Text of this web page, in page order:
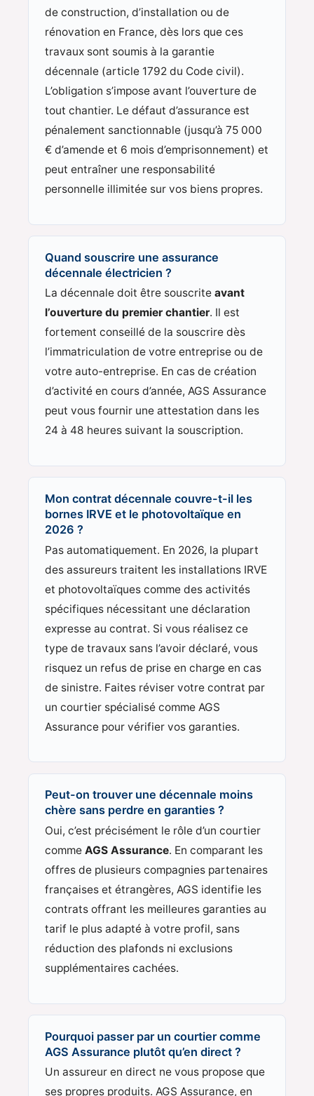
de construction, d’installation ou de
rénovation en France, dès lors que ces
travaux sont soumis à la garantie
décennale (article 1792 du Code civil).
L’obligation s’impose avant l’ouverture de
tout chantier. Le défaut d’assurance est
pénalement sanctionnable (jusqu’à 75 000
€ d’amende et 6 mois d’emprisonnement) et
peut entraîner une responsabilité
personnelle illimitée sur vos biens propres.
Quand souscrire une assurance
décennale électricien ?
La décennale doit être souscriteavant
l’ouverture du premier chantier. Il est
fortement conseillé de la souscrire dès
l’immatriculation de votre entreprise ou de
votre auto-entreprise. En cas de création
d’activité en cours d’année, AGS Assurance
peut vous fournir une attestation dans les
24 à 48 heures suivant la souscription.
Mon contrat décennale couvre-t-il les
bornes IRVE et le photovoltaïque en
2026 ?
Pas automatiquement. En 2026, la plupart
des assureurs traitent les installations IRVE
et photovoltaïques comme des activités
spécifiques nécessitant une déclaration
expresse au contrat. Si vous réalisez ce
type de travaux sans l’avoir déclaré, vous
risquez un refus de prise en charge en cas
de sinistre. Faites réviser votre contrat par
un courtier spécialisé comme AGS
Assurance pour vérifier vos garanties.
Peut-on trouver une décennale moins
chère sans perdre en garanties ?
Oui, c’est précisément le rôle d’un courtier
commeAGS Assurance. En comparant les
offres de plusieurs compagnies partenaires
françaises et étrangères, AGS identifie les
contrats offrant les meilleures garanties au
tarif le plus adapté à votre profil, sans
réduction des plafonds ni exclusions
supplémentaires cachées.
Pourquoi passer par un courtier comme
AGS Assurance plutôt qu’en direct ?
Un assureur en direct ne vous propose que
ses propres produits. AGS Assurance, en